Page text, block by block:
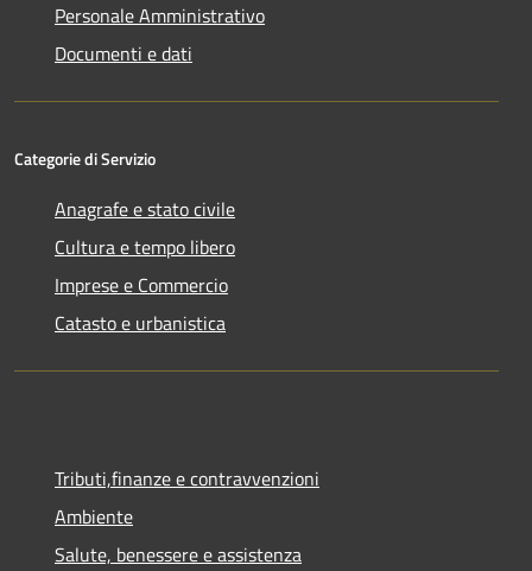
Personale Amministrativo
Documenti e dati
Categorie di Servizio
Anagrafe e stato civile
Cultura e tempo libero
Imprese e Commercio
Catasto e urbanistica
Tributi,finanze e contravvenzioni
Ambiente
Salute, benessere e assistenza